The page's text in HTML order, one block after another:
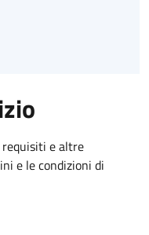
requisiti e altre
e le condizioni di